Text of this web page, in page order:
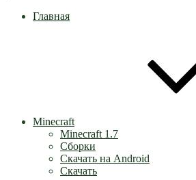
Главная
Minecraft
Minecraft 1.7
Сборки
Скачать на Android
Скачать